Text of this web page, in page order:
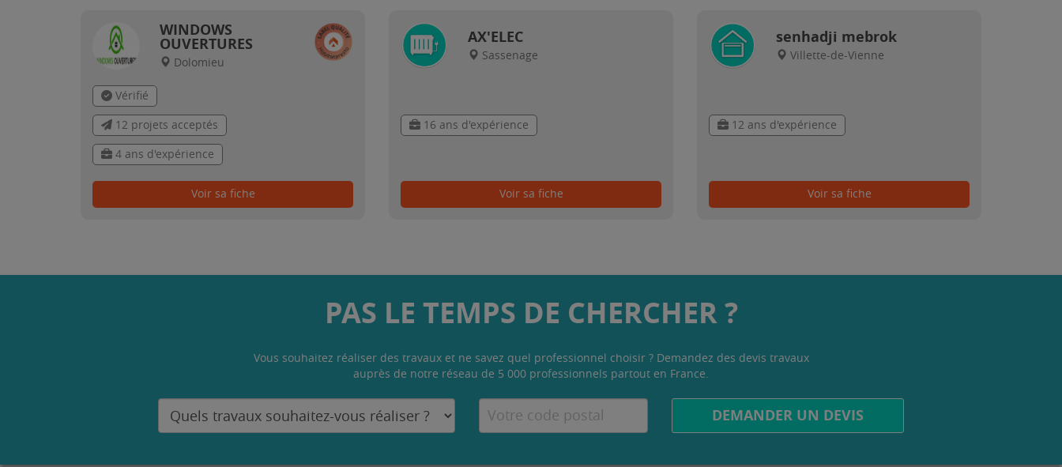
WINDOWS
OUVERTURES
Dolomieu
Vérifié
12 projets acceptés
4 ans d'expérience
Voir sa fiche
AX'ELEC
Sassenage
16 ans d'expérience
Voir sa fiche
senhadji mebrok
Villette-de-Vienne
12 ans d'expérience
Voir sa fiche
PAS LE TEMPS DE CHERCHER ?
Vous souhaitez réaliser des travaux et ne savez quel professionnel choisir ? Demandez des devis travaux
auprès de notre réseau de 5 000 professionnels partout en France.
DEMANDER UN DEVIS